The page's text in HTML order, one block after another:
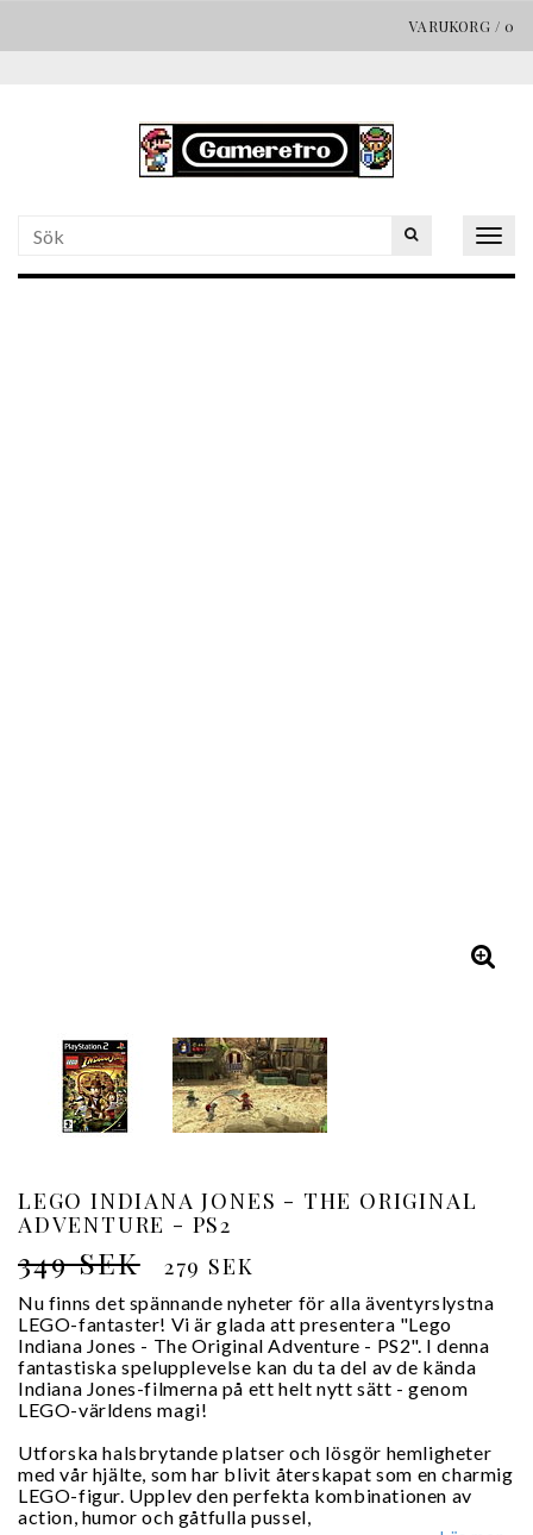
VARUKORG / 0
LEGO INDIANA JONES - THE ORIGINAL
ADVENTURE - PS2
349 SEK 279 SEK
Nu finns det spännande nyheter för alla äventyrslystna
LEGO-fantaster! Vi är glada att presentera "Lego
Indiana Jones - The Original Adventure - PS2". I denna
fantastiska spelupplevelse kan du ta del av de kända
Indiana Jones-filmerna på ett helt nytt sätt - genom
LEGO-världens magi!
Utforska halsbrytande platser och lösgör hemligheter
med vår hjälte, som har blivit återskapat som en charmig
LEGO-figur. Upplev den perfekta kombinationen av
action, humor och gåtfulla pussel,